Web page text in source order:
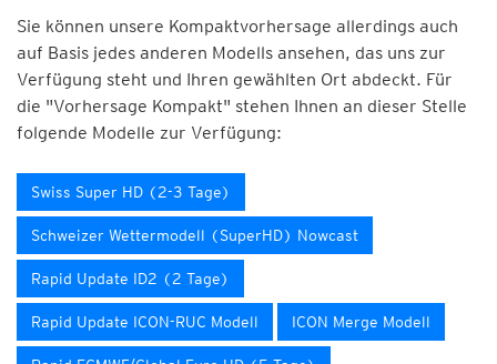
Sie können unsere Kompaktvorhersage allerdings auch
auf Basis jedes anderen Modells ansehen, das uns zur
Verfügung steht und Ihren gewählten Ort abdeckt. Für
die "Vorhersage Kompakt" stehen Ihnen an dieser Stelle
folgende Modelle zur Verfügung:
Swiss Super HD (2-3 Tage)
Schweizer Wettermodell (SuperHD) Nowcast
Rapid Update ID2 (2 Tage)
Rapid Update ICON-RUC Modell ICON Merge Modell